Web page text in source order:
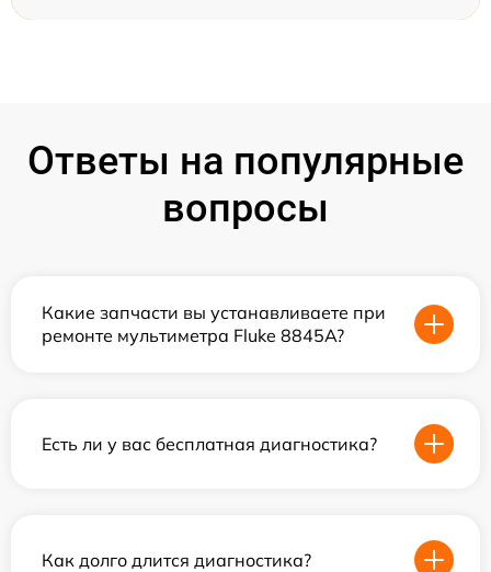
Ответы на популярные
вопросы
Какие запчасти вы устанавливаете при
ремонте мультиметра Fluke 8845A?
Есть ли у вас бесплатная диагностика?
Как долго длится диагностика?